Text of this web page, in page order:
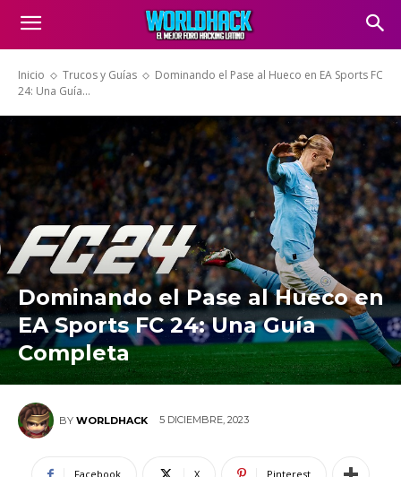
Inicio Trucos y Guías
Dominando el Pase al Hueco en EA Sports FC
24: Una Guía...
Dominando el Pase al Hueco en
EA Sports FC 24: Una Guía
Completa
BY WORLDHACK 5 DICIEMBRE, 2023
Facebook X Pinterest